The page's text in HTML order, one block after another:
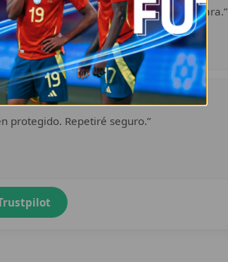
Atención por WhatsApp rápida y clara.”
protegido. Repetiré seguro.”